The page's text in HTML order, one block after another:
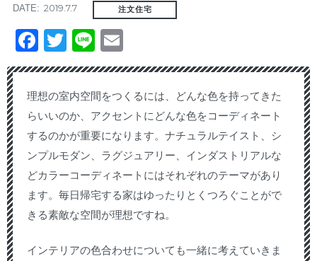
DATE: 2019.7.7 注文住宅
Facebook
Twitter
Line
理想の室内空間をつくるには、どんな色を持ってきた
らいいのか、アクセントにどんな色をコーディネート
するのかが重要になります。ナチュラルテイスト、シ
ンプルモダン、ラグジュアリー、インダストリアルな
どカラーコーディネートにはそれぞれのテーマがあり
ます。毎日帰宅する家はゆったりとくつろぐことがで
きる素敵な空間が理想ですね。
インテリアの色合わせについても一緒に考えていきま